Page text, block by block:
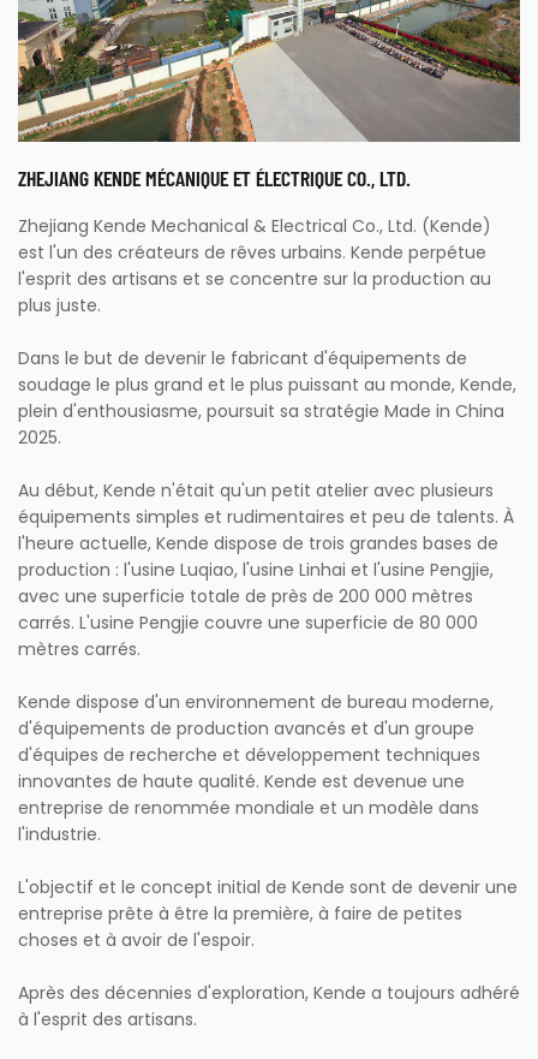
ZHEJIANG KENDE MÉCANIQUE ET ÉLECTRIQUE CO., LTD.
Zhejiang Kende Mechanical & Electrical Co., Ltd. (Kende)
est l'un des créateurs de rêves urbains. Kende perpétue
l'esprit des artisans et se concentre sur la production au
plus juste.
Dans le but de devenir le fabricant d'équipements de
soudage le plus grand et le plus puissant au monde, Kende,
plein d'enthousiasme, poursuit sa stratégie Made in China
2025.
Au début, Kende n'était qu'un petit atelier avec plusieurs
équipements simples et rudimentaires et peu de talents. À
l'heure actuelle, Kende dispose de trois grandes bases de
production : l'usine Luqiao, l'usine Linhai et l'usine Pengjie,
avec une superficie totale de près de 200 000 mètres
carrés. L'usine Pengjie couvre une superficie de 80 000
mètres carrés.
Kende dispose d'un environnement de bureau moderne,
d'équipements de production avancés et d'un groupe
d'équipes de recherche et développement techniques
innovantes de haute qualité. Kende est devenue une
entreprise de renommée mondiale et un modèle dans
l'industrie.
L'objectif et le concept initial de Kende sont de devenir une
entreprise prête à être la première, à faire de petites
choses et à avoir de l'espoir.
Après des décennies d'exploration, Kende a toujours adhéré
à l'esprit des artisans.